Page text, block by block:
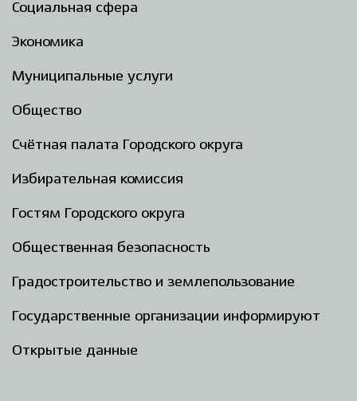
Социальная сфера
Экономика
Муниципальные услуги
Общество
Счётная палата Городского округа
Избирательная комиссия
Гостям Городского округа
Общественная безопасность
Градостроительство и землепользование
Государственные организации информируют
Открытые данные